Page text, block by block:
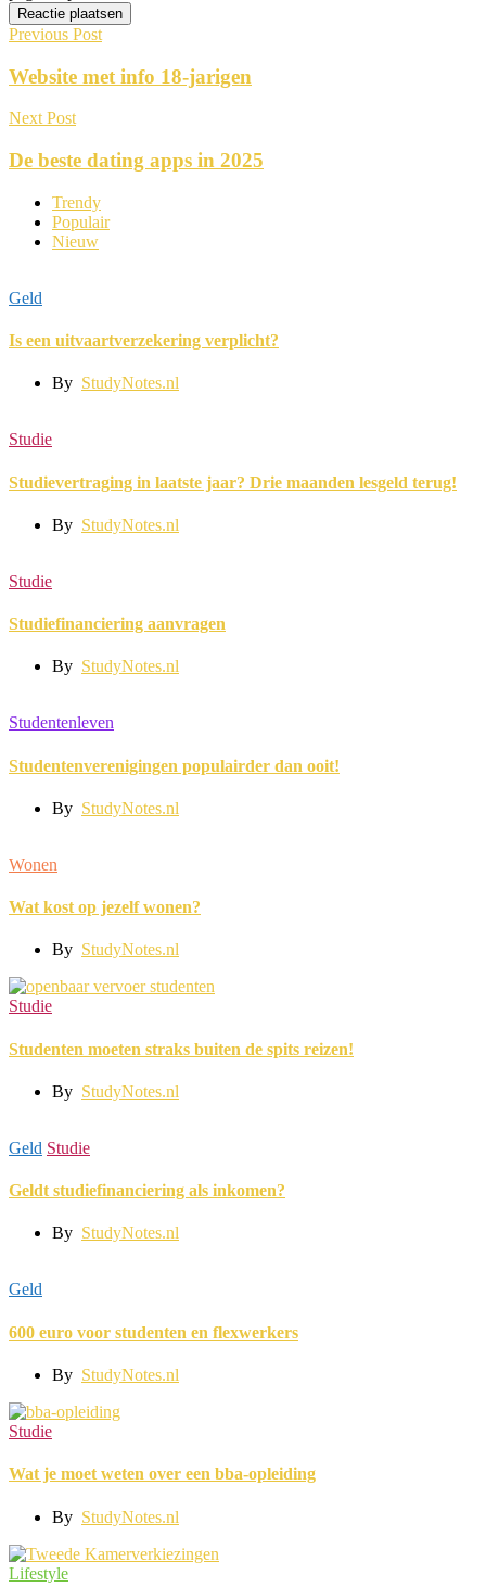
Previous Post
Website met info 18-jarigen
Next Post
De beste dating apps in 2025
Trendy
Populair
Nieuw
Geld
Is een uitvaartverzekering verplicht?
By StudyNotes.nl
Studie
Studievertraging in laatste jaar? Drie maanden lesgeld terug!
By StudyNotes.nl
Studie
Studiefinanciering aanvragen
By StudyNotes.nl
Studentenleven
Studentenverenigingen populairder dan ooit!
By StudyNotes.nl
Wonen
Wat kost op jezelf wonen?
By StudyNotes.nl
Studie
Studenten moeten straks buiten de spits reizen!
By StudyNotes.nl
Geld Studie
Geldt studiefinanciering als inkomen?
By StudyNotes.nl
Geld
600 euro voor studenten en flexwerkers
By StudyNotes.nl
Studie
Wat je moet weten over een bba-opleiding
By StudyNotes.nl
Lifestyle